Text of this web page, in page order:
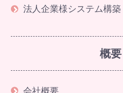
法人企業様システム構築
概要
会社概要